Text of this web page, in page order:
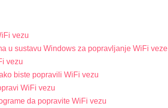
vezu
u sustavu Windows za popravljanje WiFi veze
vezu
biste popravili WiFi vezu
WiFi vezu
da popravite WiFi vezu